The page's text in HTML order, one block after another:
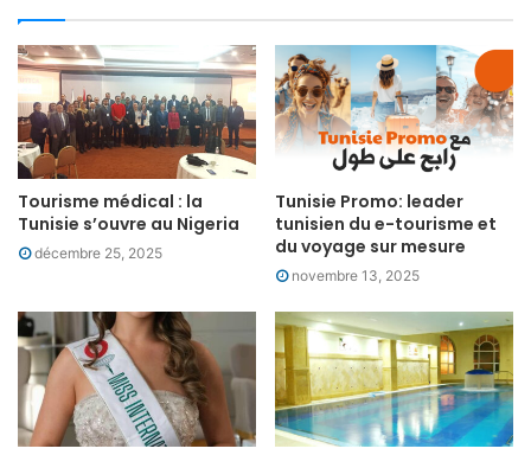
Tourisme médical : la
Tunisie s’ouvre au Nigeria
décembre 25, 2025
Tunisie Promo: leader
tunisien du e-tourisme et
du voyage sur mesure
novembre 13, 2025